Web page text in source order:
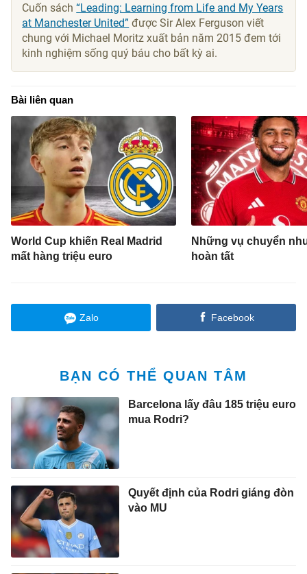
Cuốn sách“Leading: Learning from Life and My Years
at Manchester United” được Sir Alex Ferguson viết
chung với Michael Moritz xuất bản năm 2015 đem tới
kinh nghiệm sống quý báu cho bất kỳ ai.
Bài liên quan
World Cup khiến Real Madrid
mất hàng triệu euro
Những vụ chuyển
hoàn tất
Zalo Facebook
BẠN CÓ THỂ QUAN TÂM
Barcelona lấy đâu 185 triệu euro
mua Rodri?
Quyết định của Rodri giáng đòn
vào MU